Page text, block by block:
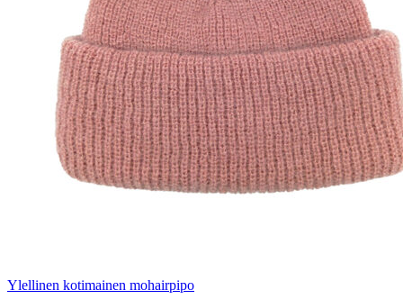
Ylellinen kotimainen mohairpipo